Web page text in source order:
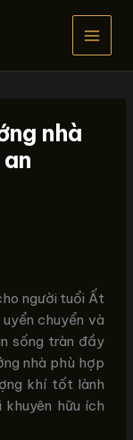
nhà
người tuổi Ất
chuyển và
sống tràn đầy
nhà phù hợp
khí tốt lành
khuyên hữu ích